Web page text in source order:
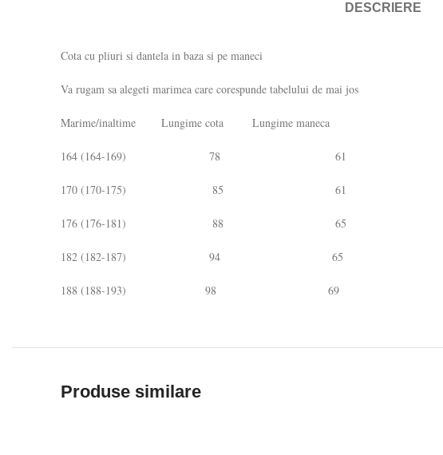
DESCRIERE
Cota cu pliuri si dantela in baza si pe maneci
Va rugam sa alegeti marimea care corespunde tabelului de mai jos
Marime/inaltime Lungime cota Lungime maneca
164 (164-169) 78 61
170 (170-175) 85 61
176 (176-181) 88 65
182 (182-187) 94 65
188 (188-193) 98 69
Produse similare